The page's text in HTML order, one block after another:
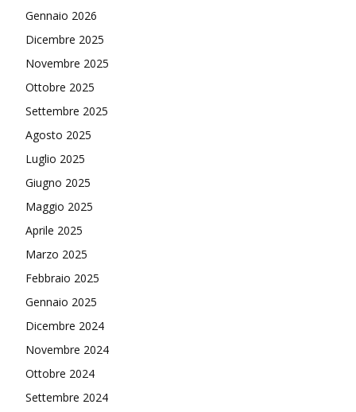
Gennaio 2026
Dicembre 2025
Novembre 2025
Ottobre 2025
Settembre 2025
Agosto 2025
Luglio 2025
Giugno 2025
Maggio 2025
Aprile 2025
Marzo 2025
Febbraio 2025
Gennaio 2025
Dicembre 2024
Novembre 2024
Ottobre 2024
Settembre 2024